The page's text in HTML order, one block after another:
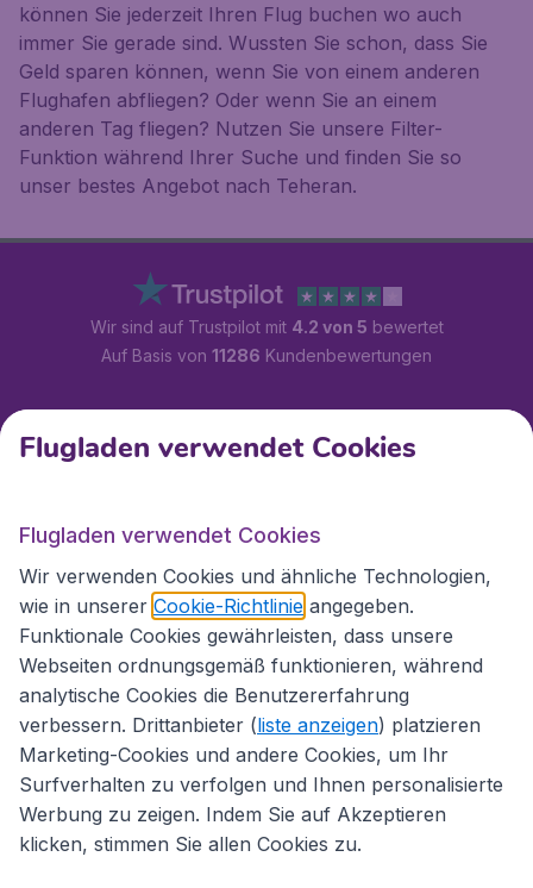
können Sie jederzeit Ihren Flug buchen wo auch
immer Sie gerade sind. Wussten Sie schon, dass Sie
Geld sparen können, wenn Sie von einem anderen
Flughafen abfliegen? Oder wenn Sie an einem
anderen Tag fliegen? Nutzen Sie unsere Filter-
Funktion während Ihrer Suche und finden Sie so
unser bestes Angebot nach Teheran.
Wir sind auf Trustpilot mit 4.2 von 5 bewertet
Auf Basis von 11286 Kundenbewertungen
Kundenservice
Flugladen.at
Internationale Webseiten
Flugladen verwendet Cookies
Flugladen verwendet Cookies
Wir verwenden Cookies und ähnliche Technologien,
wie in unserer Cookie-Richtlinie angegeben.
Funktionale Cookies gewährleisten, dass unsere
Webseiten ordnungsgemäß funktionieren, während
analytische Cookies die Benutzererfahrung
verbessern. Drittanbieter (liste anzeigen) platzieren
Marketing-Cookies und andere Cookies, um Ihr
Surfverhalten zu verfolgen und Ihnen personalisierte
Werbung zu zeigen. Indem Sie auf Akzeptieren
klicken, stimmen Sie allen Cookies zu.